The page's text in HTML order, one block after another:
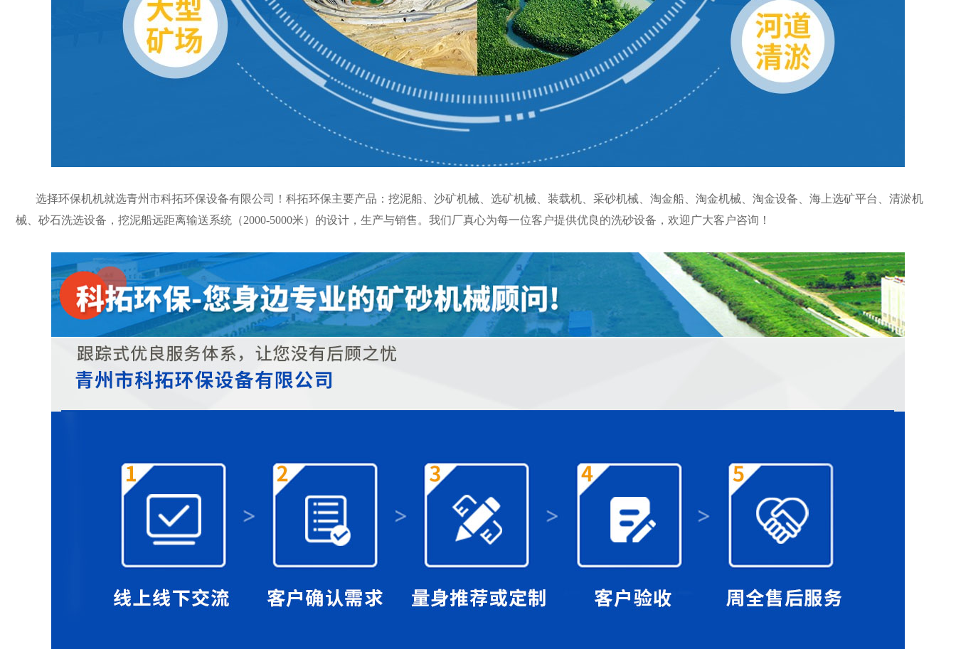
选择环保机机就选青州市科拓环保设备有限公司！科拓环保主要产品：挖泥船、沙矿机械、选矿机械、装载机、采砂机械、淘金船、淘金机械、淘金设备、海上选矿平台、清淤机
械、砂石洗选设备，挖泥船远距离输送系统（2000-5000米）的设计，生产与销售。我们厂真心为每一位客户提供优良的洗砂设备，欢迎广大客户咨询！